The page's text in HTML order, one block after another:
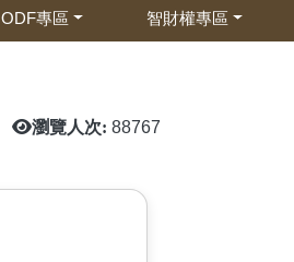
ODF專區 智財權專區
瀏覽人次: 88767